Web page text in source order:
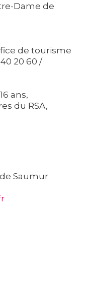
Dame de
de tourisme
20 60 /
ans,
du RSA,
Saumur